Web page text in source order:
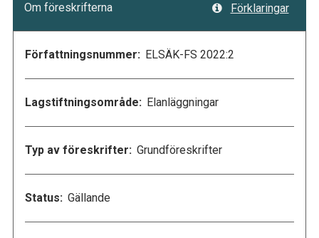
Om föreskrifterna Förklaringar
Författningsnummer: ELSÄK-FS 2022:2
Lagstiftningsområde: Elanläggningar
Typ av föreskrifter: Grundföreskrifter
Status: Gällande